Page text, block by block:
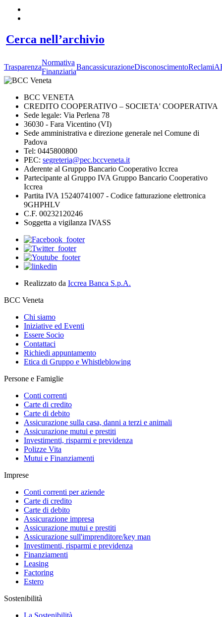
Cerca nell’archivio
Trasparenza
Normativa
Finanziaria
BancassicurazioneDisconoscimentoReclami
BCC VENETA
CREDITO COOPERATIVO – SOCIETA' COOPERATIVA
Sede legale: Via Perlena 78
36030 - Fara Vicentino (VI)
Sede amministrativa e direzione generale nel Comune di
Padova
Tel: 0445800800
PEC: segreteria@pec.bccveneta.it
Aderente al Gruppo Bancario Cooperativo Iccrea
Partecipante al Gruppo IVA Gruppo Bancario Cooperativo
Iccrea
Partita IVA 15240741007 - Codice fatturazione elettronica
9GHPHLV
C.F. 00232120246
Soggetta a vigilanza IVASS
Realizzato da Iccrea Banca S.p.A.
BCC Veneta
Chi siamo
Iniziative ed Eventi
Essere Socio
Contattaci
Richiedi appuntamento
Etica di Gruppo e Whistleblowing
Persone e Famiglie
Conti correnti
Carte di credito
Carte di debito
Assicurazione sulla casa, danni a terzi e animali
Assicurazione mutui e prestiti
Investimenti, risparmi e previdenza
Polizze Vita
Mutui e Finanziamenti
Imprese
Conti correnti per aziende
Carte di credito
Carte di debito
Assicurazione impresa
Assicurazione mutui e prestiti
Assicurazione sull'imprenditore/key man
Investimenti, risparmi e previdenza
Finanziamenti
Leasing
Factoring
Estero
Sostenibilità
La Sostenibilità